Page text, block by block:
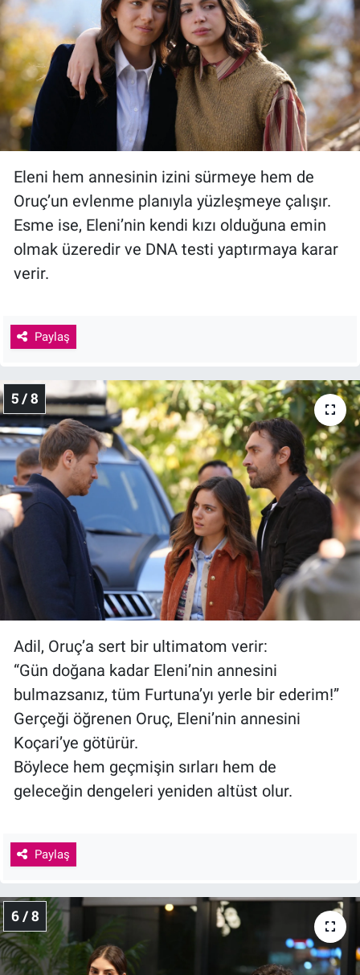
Eleni hem annesinin izini sürmeye hem de
Oruç’un evlenme planıyla yüzleşmeye çalışır.
Esme ise, Eleni’nin kendi kızı olduğuna emin
olmak üzeredir ve DNA testi yaptırmaya karar
verir.
Paylaş
5 / 8
Adil, Oruç’a sert bir ultimatom verir:
“Gün doğana kadar Eleni’nin annesini
bulmazsanız, tüm Furtuna’yı yerle bir ederim!”
Gerçeği öğrenen Oruç, Eleni’nin annesini
Koçari’ye götürür.
Böylece hem geçmişin sırları hem de
geleceğin dengeleri yeniden altüst olur.
Paylaş
6 / 8